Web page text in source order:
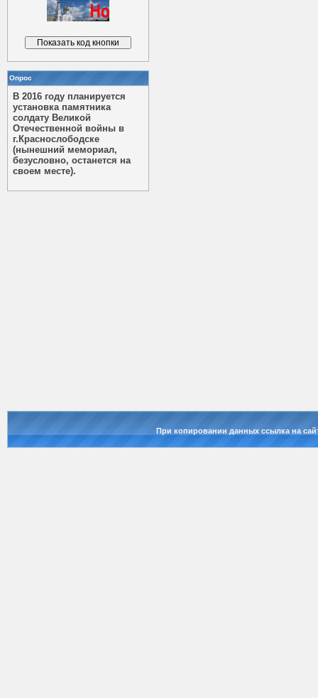
Опрос
В 2016 году планируется
установка памятника
солдату Великой
Отечественной войны в
г.Краснослободске
(нынешний мемориал,
безусловно, останется на
своем месте).
При копировании данных ссылка на